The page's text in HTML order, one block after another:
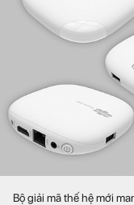
Bộ giải mã thế hệ mới